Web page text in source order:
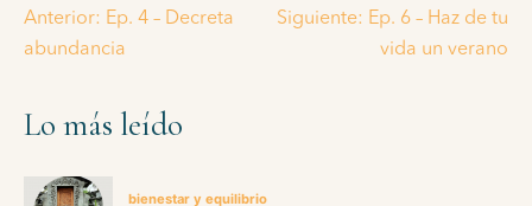
Anterior: Ep. 4 – Decreta
abundancia
Siguiente: Ep. 6 – Haz de tu
vida un verano
Lo más leído